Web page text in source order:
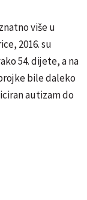
više u
2016. su
54. dijete, a na
bile daleko
autizam do